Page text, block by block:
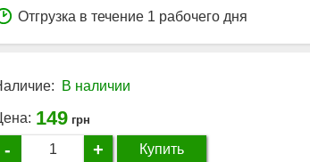
Отгрузка в течение 1 рабочего дня
В наличии
149 грн
- + Купить